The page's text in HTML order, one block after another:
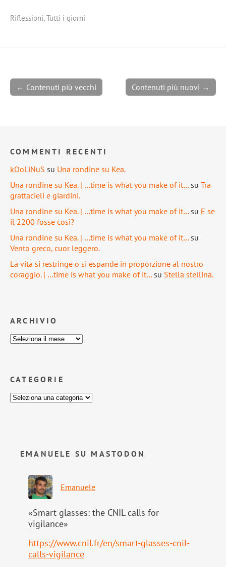
Riflessioni,Tutti i giorni
← Contenuti più vecchi Contenuti più nuovi →
COMMENTI RECENTI
kOoLiNuS su Una rondine su Kea.
Una rondine su Kea. | …time is what you make of it… su Tra
grattacieli e giardini.
Una rondine su Kea. | …time is what you make of it… su E se
il 2200 fosse così?
Una rondine su Kea. | …time is what you make of it… su
Vento greco, cuor leggero.
La vita si restringe o si espande in proporzione al nostro
coraggio. | …time is what you make of it… su Stella stellina.
ARCHIVIO
CATEGORIE
EMANUELE SU MASTODON
Emanuele
«Smart glasses: the CNIL calls for
vigilance»
https://www.cnil.fr/en/smart-glasses-cnil-
calls-vigilance